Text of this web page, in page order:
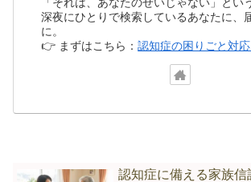
深夜にひとりで検索しているあなたに、
に。
👉 まずはこちら：認知症の困りごと対
認知症に備える家族